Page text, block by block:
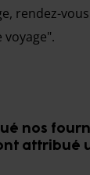
rendez-
voyage".
nos
attribué